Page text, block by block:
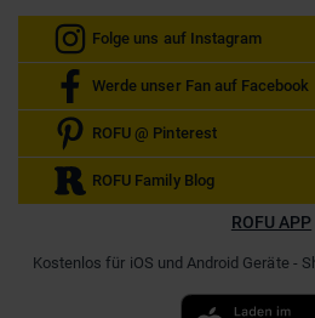
Folge uns auf Instagram
Werde unser Fan auf Facebook
ROFU @ Pinterest
ROFU Family Blog
ROFU APP
Kostenlos für iOS und Android Geräte -